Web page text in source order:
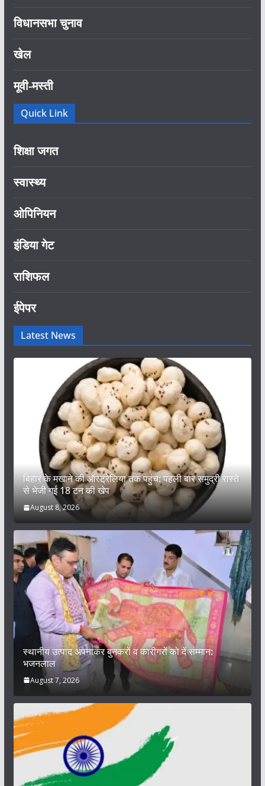
विधानसभा चुनाव
खेल
मूवी-मस्ती
Quick Link
शिक्षा जगत
स्वास्थ्य
ओपिनियन
इंडिया गेट
राशिफल
ईपेपर
Latest News
बिहार के मखाने की ऑस्ट्रेलिया तक पहुंच: पहली बार समुद्री रास्ते
से भेजी गई 18 टन की खेप
August 8, 2026
स्थानीय उत्पाद अपनाकर बुनकरों व कारीगरों को दें सम्मान:
भजनलाल
August 7, 2026